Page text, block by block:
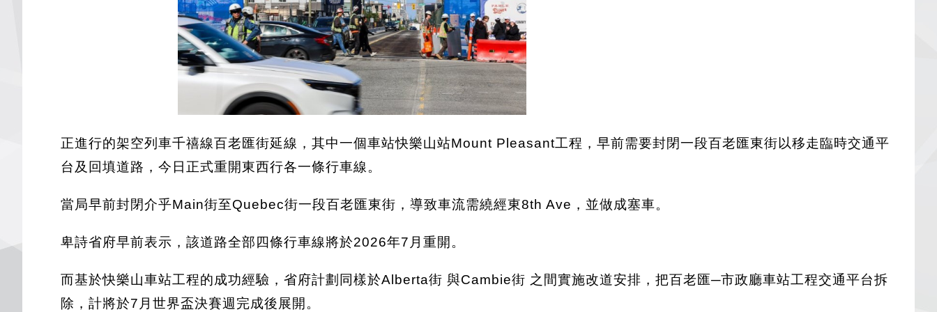
正進行的架空列車千禧線百老匯街延線，其中一個車站快樂山站Mount Pleasant工程，早前需要封閉一段百老匯東街以移走臨時交通平
台及回填道路，今日正式重開東西行各一條行車線。
當局早前封閉介乎Main街至Quebec街一段百老匯東街，導致車流需繞經東8th Ave，並做成塞車。
卑詩省府早前表示，該道路全部四條行車線將於2026年7月重開。
而基於快樂山車站工程的成功經驗，省府計劃同樣於Alberta街 與Cambie街 之間實施改道安排，把百老匯─市政廳車站工程交通平台拆
除，計將於7月世界盃決賽週完成後展開。